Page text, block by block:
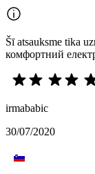
Šī atsauksme tika
комфортний
irmababic
30/07/2020